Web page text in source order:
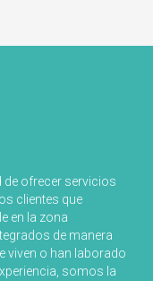
de ofrecer servicios
clientes que
en la zona
de manera
viven o han laborado
somos la